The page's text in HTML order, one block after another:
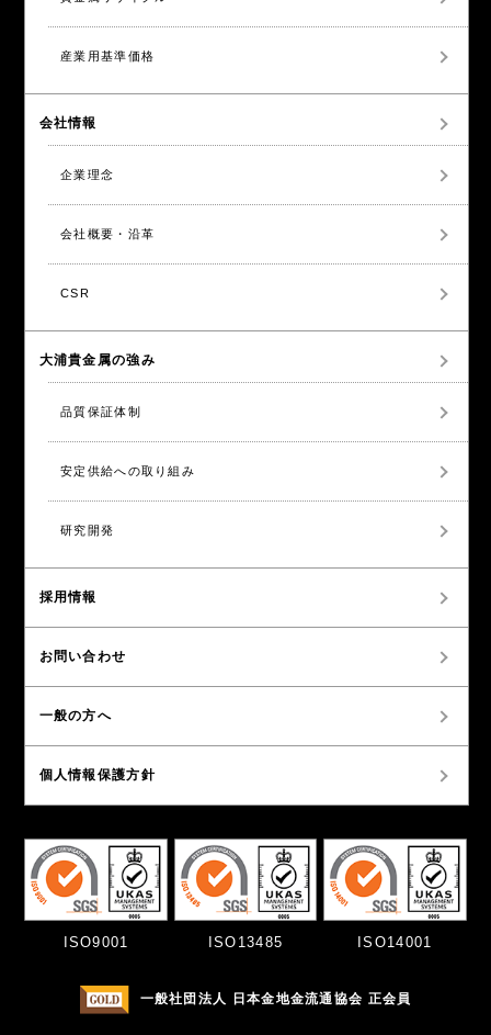
産業用基準価格
会社情報
企業理念
会社概要・沿革
CSR
大浦貴金属の強み
品質保証体制
安定供給への取り組み
研究開発
採用情報
お問い合わせ
一般の方へ
個人情報保護方針
ISO9001 ISO13485 ISO14001
一般社団法人 日本金地金流通協会 正会員